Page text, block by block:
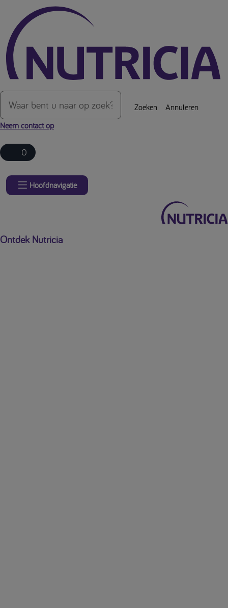
Over de inhoud van de pagina
Zoeken
Annuleren
Neem contact op
0
Hoofdnavigatie
Ontdek Nutricia